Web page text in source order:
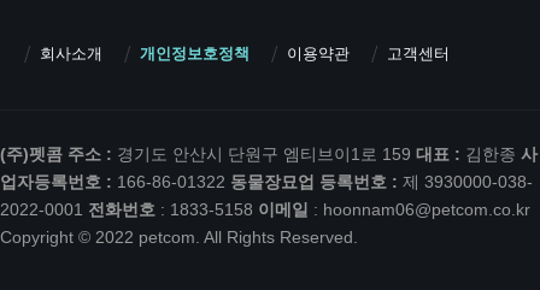
회사소개 개인정보호정책 이용약관 고객센터
(주)펫콤 주소 : 경기도 안산시 단원구 엠티브이1로 159 대표 : 김한종 사
업자등록번호 : 166-86-01322 동물장묘업 등록번호 : 제 3930000-038-
2022-0001 전화번호 : 1833-5158 이메일 : hoonnam06@petcom.co.kr
Copyright © 2022 petcom. All Rights Reserved.